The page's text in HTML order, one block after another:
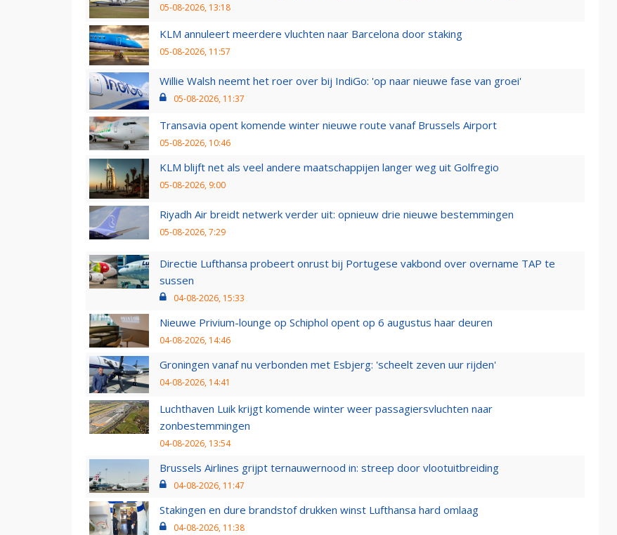
05-08-2026, 13:18
KLM annuleert meerdere vluchten naar Barcelona door staking
05-08-2026, 11:57
Willie Walsh neemt het roer over bij IndiGo: 'op naar nieuwe fase van groei'
05-08-2026, 11:37
Transavia opent komende winter nieuwe route vanaf Brussels Airport
05-08-2026, 10:46
KLM blijft net als veel andere maatschappijen langer weg uit Golfregio
05-08-2026, 9:00
Riyadh Air breidt netwerk verder uit: opnieuw drie nieuwe bestemmingen
05-08-2026, 7:29
Directie Lufthansa probeert onrust bij Portugese vakbond over overname TAP te
sussen
04-08-2026, 15:33
Nieuwe Privium-lounge op Schiphol opent op 6 augustus haar deuren
04-08-2026, 14:46
Groningen vanaf nu verbonden met Esbjerg: 'scheelt zeven uur rijden'
04-08-2026, 14:41
Luchthaven Luik krijgt komende winter weer passagiersvluchten naar
zonbestemmingen
04-08-2026, 13:54
Brussels Airlines grijpt ternauwernood in: streep door vlootuitbreiding
04-08-2026, 11:47
Stakingen en dure brandstof drukken winst Lufthansa hard omlaag
04-08-2026, 11:38